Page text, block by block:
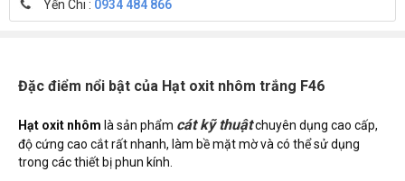
Yến Chi : 0934 484 866
Đặc điểm nổi bật của Hạt oxit nhôm trắng F46
Hạt oxit nhôm là sản phẩm cát kỹ thuậtchuyên dụng cao cấp,
độ cứng cao cắt rất nhanh, làm bề mặt mờ và có thể sử dụng
trong các thiết bị phun kính.